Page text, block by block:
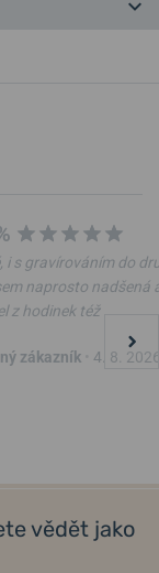
i s gravírováním do
naprosto nadšená
z hodinek též
zákazník 4. 8.
vědět jako